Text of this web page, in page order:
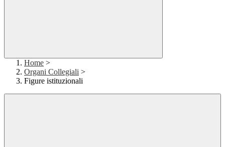
Home >
Organi Collegiali >
Figure istituzionali